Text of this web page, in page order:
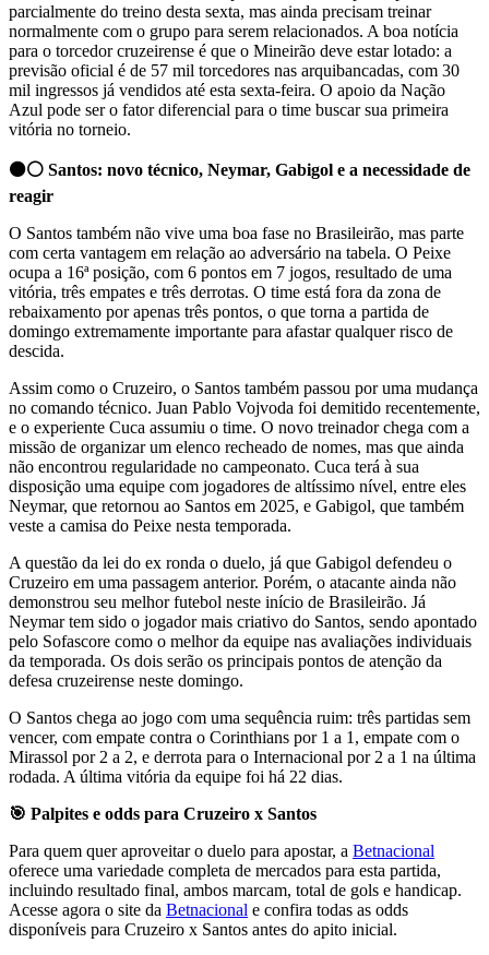
parcialmente do treino desta sexta, mas ainda precisam treinar
normalmente com o grupo para serem relacionados. A boa notícia
para o torcedor cruzeirense é que o Mineirão deve estar lotado: a
previsão oficial é de 57 mil torcedores nas arquibancadas, com 30
mil ingressos já vendidos até esta sexta-feira. O apoio da Nação
Azul pode ser o fator diferencial para o time buscar sua primeira
vitória no torneio.
⚫⚪ Santos: novo técnico, Neymar, Gabigol e a necessidade de
reagir
O Santos também não vive uma boa fase no Brasileirão, mas parte
com certa vantagem em relação ao adversário na tabela. O Peixe
ocupa a 16ª posição, com 6 pontos em 7 jogos, resultado de uma
vitória, três empates e três derrotas. O time está fora da zona de
rebaixamento por apenas três pontos, o que torna a partida de
domingo extremamente importante para afastar qualquer risco de
descida.
Assim como o Cruzeiro, o Santos também passou por uma mudança
no comando técnico. Juan Pablo Vojvoda foi demitido recentemente,
e o experiente Cuca assumiu o time. O novo treinador chega com a
missão de organizar um elenco recheado de nomes, mas que ainda
não encontrou regularidade no campeonato. Cuca terá à sua
disposição uma equipe com jogadores de altíssimo nível, entre eles
Neymar, que retornou ao Santos em 2025, e Gabigol, que também
veste a camisa do Peixe nesta temporada.
A questão da lei do ex ronda o duelo, já que Gabigol defendeu o
Cruzeiro em uma passagem anterior. Porém, o atacante ainda não
demonstrou seu melhor futebol neste início de Brasileirão. Já
Neymar tem sido o jogador mais criativo do Santos, sendo apontado
pelo Sofascore como o melhor da equipe nas avaliações individuais
da temporada. Os dois serão os principais pontos de atenção da
defesa cruzeirense neste domingo.
O Santos chega ao jogo com uma sequência ruim: três partidas sem
vencer, com empate contra o Corinthians por 1 a 1, empate com o
Mirassol por 2 a 2, e derrota para o Internacional por 2 a 1 na última
rodada. A última vitória da equipe foi há 22 dias.
🎯 Palpites e odds para Cruzeiro x Santos
Para quem quer aproveitar o duelo para apostar, a Betnacional
oferece uma variedade completa de mercados para esta partida,
incluindo resultado final, ambos marcam, total de gols e handicap.
Acesse agora o site da Betnacional e confira todas as odds
disponíveis para Cruzeiro x Santos antes do apito inicial.